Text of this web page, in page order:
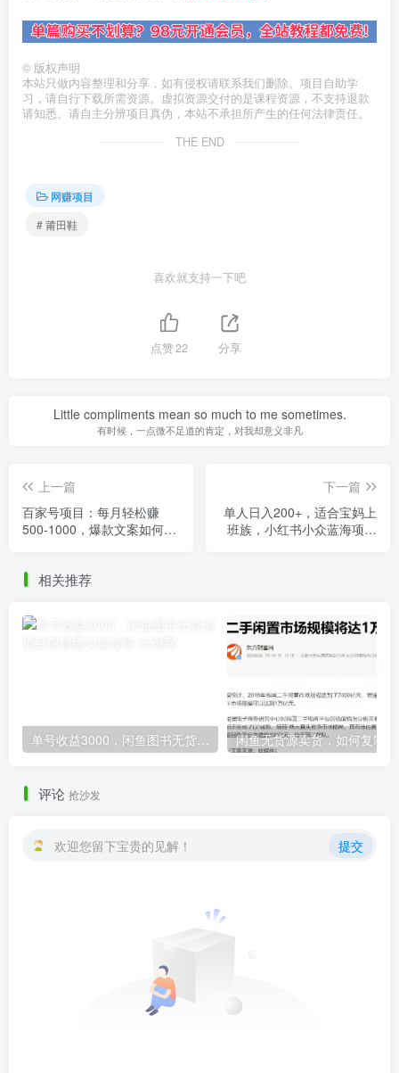
© 版权声明
本站只做内容整理和分享，如有侵权请联系我们删除。项目自助学
习，请自行下载所需资源。虚拟资源交付的是课程资源，不支持退款
请知悉。请自主分辨项目真伪，本站不承担所产生的任何法律责任。
THE END
网赚项目
# 莆田鞋
喜欢就支持一下吧
点赞22 分享
Little compliments mean so much to me sometimes.
有时候，一点微不足道的肯定，对我却意义非凡
上一篇
百家号项目：每月轻松赚
500-1000，爆款文案如何寻
下一篇
单人日入200+，适合宝妈上
班族，小红书小众蓝海项目
相关推荐
评论 抢沙发
欢迎您留下宝贵的见解！ 提交